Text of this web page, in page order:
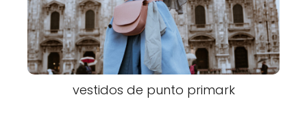
vestidos de punto primark